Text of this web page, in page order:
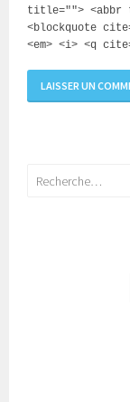
title=""> <abbr
<blockquote
<em> <i> <q
Rechercher :